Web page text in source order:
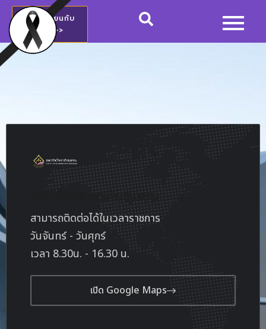
สมัครเรียนกับ
วชช.>>
สถาบันวิทยาลัยชุมชน
สามารถติดต่อได้ในเวลาราชการ
วันจันทร์ - วันศุกร์
เวลา 8.30น. - 16.30 น.
เปิด Google Maps